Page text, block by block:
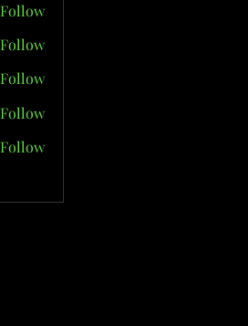
Follow
Follow
Follow
Follow
Follow